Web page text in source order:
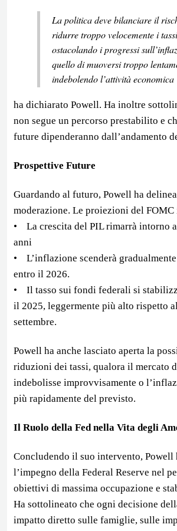
La politica deve bilanciare il
ridurre troppo velocemente i
ostacolando i progressi
quello di muoversi troppo
indebolendo l’attività economica
ha dichiarato Powell. Ha inoltre
non segue un percorso prestabilito e
future dipenderanno dall’andamento
Prospettive Future
Guardando al futuro, Powell ha
moderazione. Le proiezioni del FOMC
• La crescita del PIL rimarrà intorno
anni
• L’inflazione scenderà
entro il 2026.
• Il tasso sui fondi federali si
il 2025, leggermente più alto rispetto
settembre.
Powell ha anche lasciato aperta la
riduzioni dei tassi, qualora il mercato
indebolisse improvvisamente o
più rapidamente del previsto.
Il Ruolo della Fed nella Vita degli
Concludendo il suo intervento, Powell
l’impegno della Federal Reserve nel
obiettivi di massima occupazione e
Ha sottolineato che ogni decisione
impatto diretto sulle famiglie, sulle